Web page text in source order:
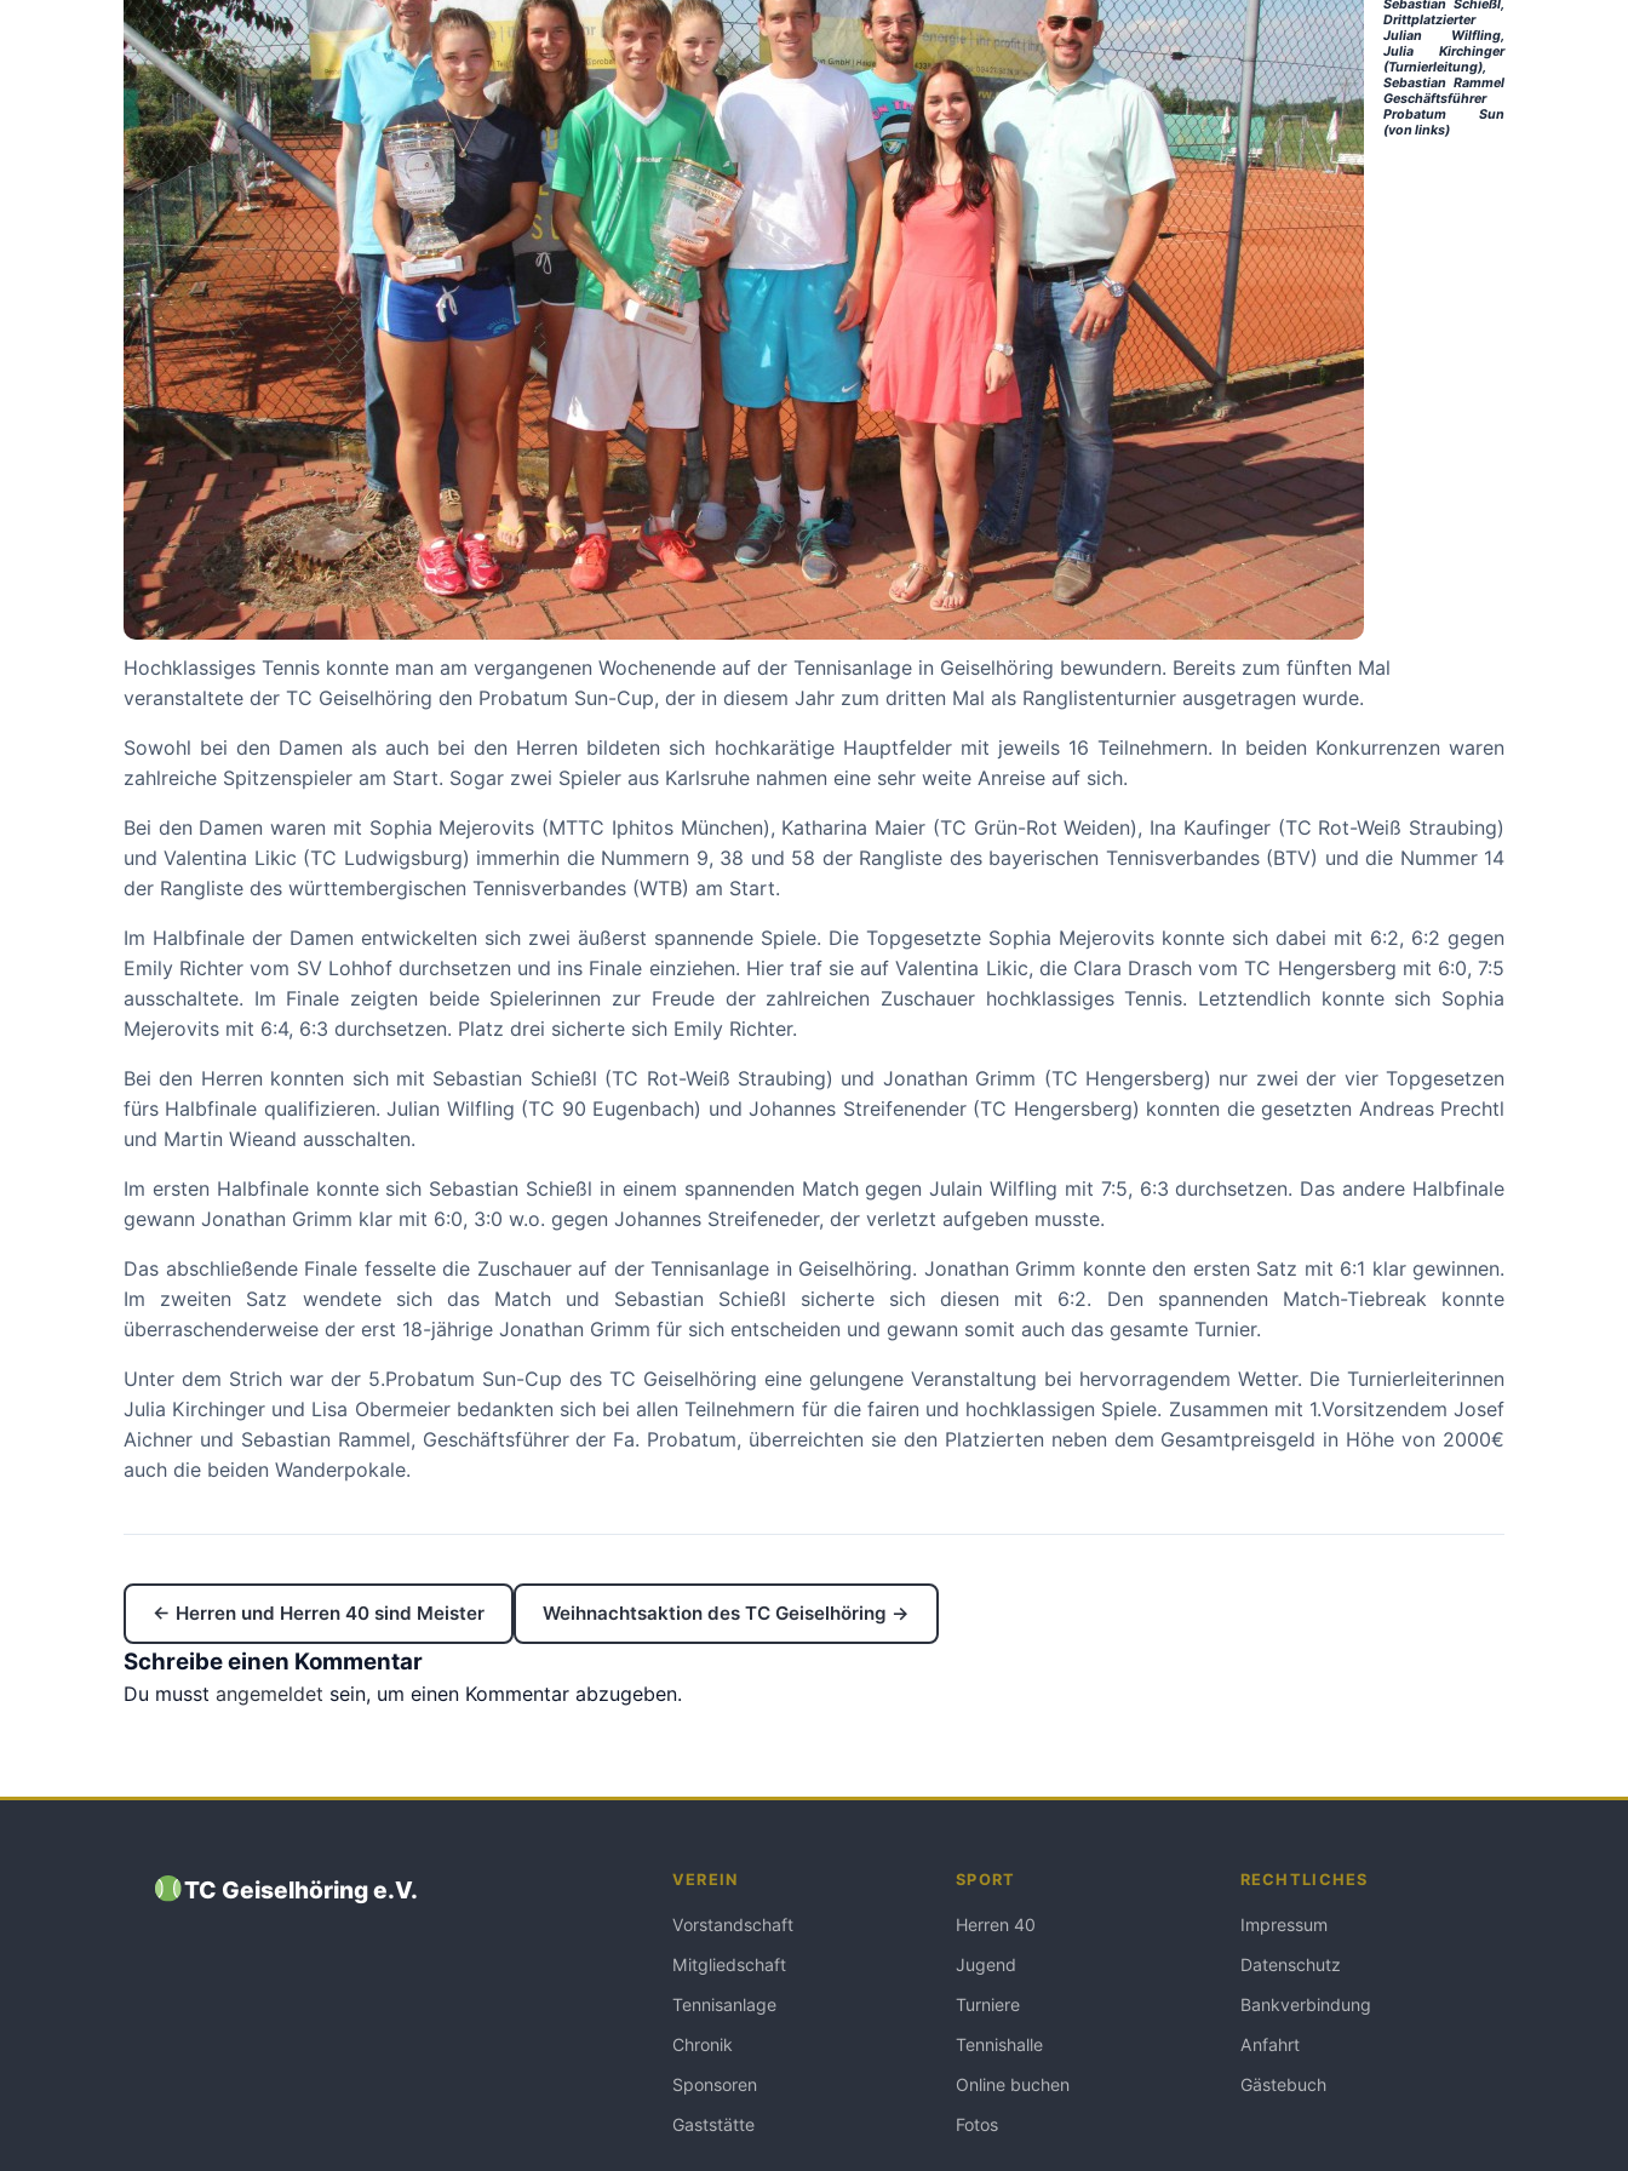
Sebastian Schießl,
Drittplatzierter
Julian Wilfling,
Julia Kirchinger
(Turnierleitung),
Sebastian Rammel
Geschäftsführer
Probatum Sun
(von links)
Hochklassiges Tennis konnte man am vergangenen Wochenende auf der Tennisanlage in Geiselhöring bewundern. Bereits zum fünften Mal
veranstaltete der TC Geiselhöring den Probatum Sun-Cup, der in diesem Jahr zum dritten Mal als Ranglistenturnier ausgetragen wurde.
Sowohl bei den Damen als auch bei den Herren bildeten sich hochkarätige Hauptfelder mit jeweils 16 Teilnehmern. In beiden Konkurrenzen waren
zahlreiche Spitzenspieler am Start. Sogar zwei Spieler aus Karlsruhe nahmen eine sehr weite Anreise auf sich.
Bei den Damen waren mit Sophia Mejerovits (MTTC Iphitos München), Katharina Maier (TC Grün-Rot Weiden), Ina Kaufinger (TC Rot-Weiß Straubing)
und Valentina Likic (TC Ludwigsburg) immerhin die Nummern 9, 38 und 58 der Rangliste des bayerischen Tennisverbandes (BTV) und die Nummer 14
der Rangliste des württembergischen Tennisverbandes (WTB) am Start.
Im Halbfinale der Damen entwickelten sich zwei äußerst spannende Spiele. Die Topgesetzte Sophia Mejerovits konnte sich dabei mit 6:2, 6:2 gegen
Emily Richter vom SV Lohhof durchsetzen und ins Finale einziehen. Hier traf sie auf Valentina Likic, die Clara Drasch vom TC Hengersberg mit 6:0, 7:5
ausschaltete. Im Finale zeigten beide Spielerinnen zur Freude der zahlreichen Zuschauer hochklassiges Tennis. Letztendlich konnte sich Sophia
Mejerovits mit 6:4, 6:3 durchsetzen. Platz drei sicherte sich Emily Richter.
Bei den Herren konnten sich mit Sebastian Schießl (TC Rot-Weiß Straubing) und Jonathan Grimm (TC Hengersberg) nur zwei der vier Topgesetzen
fürs Halbfinale qualifizieren. Julian Wilfling (TC 90 Eugenbach) und Johannes Streifenender (TC Hengersberg) konnten die gesetzten Andreas Prechtl
und Martin Wieand ausschalten.
Im ersten Halbfinale konnte sich Sebastian Schießl in einem spannenden Match gegen Julain Wilfling mit 7:5, 6:3 durchsetzen. Das andere Halbfinale
gewann Jonathan Grimm klar mit 6:0, 3:0 w.o. gegen Johannes Streifeneder, der verletzt aufgeben musste.
Das abschließende Finale fesselte die Zuschauer auf der Tennisanlage in Geiselhöring. Jonathan Grimm konnte den ersten Satz mit 6:1 klar gewinnen.
Im zweiten Satz wendete sich das Match und Sebastian Schießl sicherte sich diesen mit 6:2. Den spannenden Match-Tiebreak konnte
überraschenderweise der erst 18-jährige Jonathan Grimm für sich entscheiden und gewann somit auch das gesamte Turnier.
Unter dem Strich war der 5.Probatum Sun-Cup des TC Geiselhöring eine gelungene Veranstaltung bei hervorragendem Wetter. Die Turnierleiterinnen
Julia Kirchinger und Lisa Obermeier bedankten sich bei allen Teilnehmern für die fairen und hochklassigen Spiele. Zusammen mit 1.Vorsitzendem Josef
Aichner und Sebastian Rammel, Geschäftsführer der Fa. Probatum, überreichten sie den Platzierten neben dem Gesamtpreisgeld in Höhe von 2000€
auch die beiden Wanderpokale.
← Herren und Herren 40 sind Meister Weihnachtsaktion des TC Geiselhöring →
Schreibe einen Kommentar
Du musst angemeldet sein, um einen Kommentar abzugeben.
TC Geiselhöring e.V. VEREIN
Vorstandschaft
Mitgliedschaft
Tennisanlage
Chronik
Sponsoren
Gaststätte
SPORT
Herren 40
Jugend
Turniere
Tennishalle
Online buchen
Fotos
RECHTLICHES
Impressum
Datenschutz
Bankverbindung
Anfahrt
Gästebuch